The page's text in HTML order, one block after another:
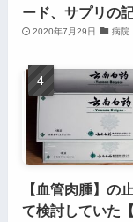
ード、サプリの
2020年7月29日 病院
【血管肉腫】の
て検討していた